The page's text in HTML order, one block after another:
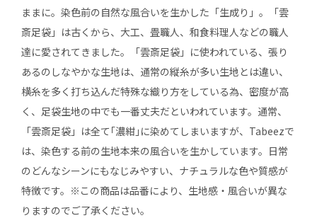
ままに。染色前の自然な風合いを生かした「生成り」。「雲
斎足袋」は古くから、大工、畳職人、和食料理人などの職人
達に愛されてきました。「雲斎足袋」に使われている、張り
あるのしなやかな生地は、通常の縦糸が多い生地とは違い、
横糸を多く打ち込んだ特殊な織り方をしている為、密度が高
く、足袋生地の中でも一番丈夫だといわれています。通常、
「雲斎足袋」は全て｢濃紺｣に染めてしまいますが、Tabeezで
は、染色する前の生地本来の風合いを生かしています。日常
のどんなシーンにもなじみやすい、ナチュラルな色や質感が
特徴です。※この商品は品番により、生地感・風合いが異な
りますのでご了承ください。